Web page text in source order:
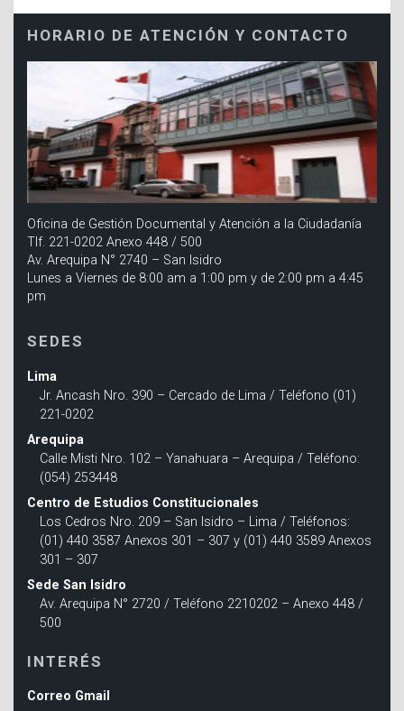
HORARIO DE ATENCIÓN Y CONTACTO
Oficina de Gestión Documental y Atención a la Ciudadanía
Tlf. 221-0202 Anexo 448 / 500
Av. Arequipa N° 2740 – San Isidro
Lunes a Viernes de 8:00 am a 1:00 pm y de 2:00 pm a 4:45
pm
SEDES
Lima
Jr. Ancash Nro. 390 – Cercado de Lima / Teléfono (01)
221-0202
Arequipa
Calle Misti Nro. 102 – Yanahuara – Arequipa / Teléfono:
(054) 253448
Centro de Estudios Constitucionales
Los Cedros Nro. 209 – San Isidro – Lima / Teléfonos:
(01) 440 3587 Anexos 301 – 307 y (01) 440 3589 Anexos
301 – 307
Sede San Isidro
Av. Arequipa N° 2720 / Teléfono 2210202 – Anexo 448 /
500
INTERÉS
Correo Gmail